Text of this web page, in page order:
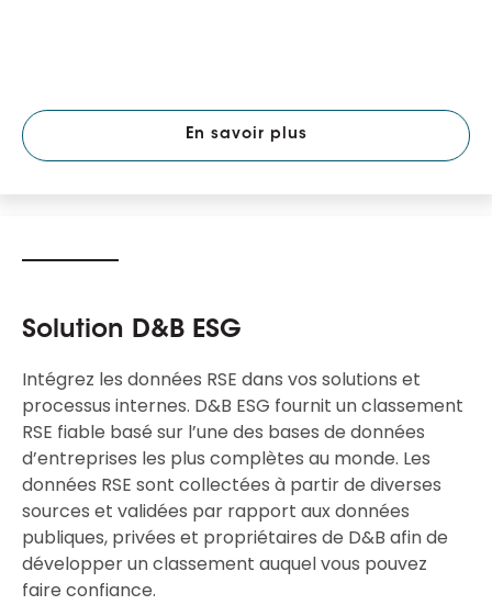
En savoir plus
Solution D&B ESG
Intégrez les données RSE dans vos solutions et
processus internes. D&B ESG fournit un classement
RSE fiable basé sur l’une des bases de données
d’entreprises les plus complètes au monde. Les
données RSE sont collectées à partir de diverses
sources et validées par rapport aux données
publiques, privées et propriétaires de D&B afin de
développer un classement auquel vous pouvez
faire confiance.